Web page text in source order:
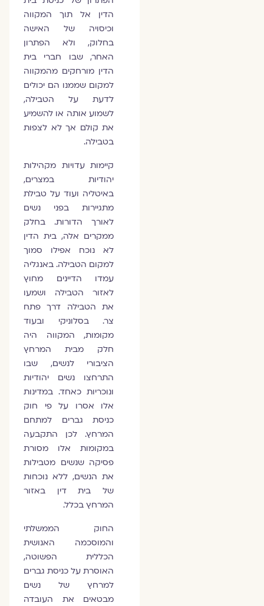
הדין אל תוך המקווה
וכיסויה של האישה
בחלוק, ולא הפתרון
האחר, שבו חברי בית
הדין מורחקים מהמקווה
למקום שממנו הם יכולים
לדעת על הטבילה,
לשמוע אותה או להשמיע
את קולם אך לא לצפות
בטבילה.
קיימות עדויות מקהילות
יהודיות במצרים,
באיטליה ועוד על טבילת
מתגיירות בפני נשים
לאורך הדורות. בחלק
ממקרים אלה, בית הדין
לא נוכח אפילו סמוך
למקום הטבילה. באנגליה
עמדו הדיינים מחוץ
לאזור הטבילה ושמעו
את הטבילה דרך פתח
צר. בסלוניקי ובעוד
מקומות, המקווה היה
חלק מבית המרחץ
הציבורי לנשים, שבו
התרחצו נשים יהודיות
ונוכריות כאחד. במדינות
אלו אסרו על פי חוק
כניסת גברים למתחם
המרחץ. לכן התקבעה
במקומות אלו מסורת
פסיקה שנשים מטבילות
את הנשים, ללא נוכחות
של בית דין באזור
המרחץ בכלל.
החוק הממשלתי
והמוסכמה האנושית
הכללית הפשוטה,
האוסרת על כניסת גברים
למרחץ של נשים
מבטאים את העובדה